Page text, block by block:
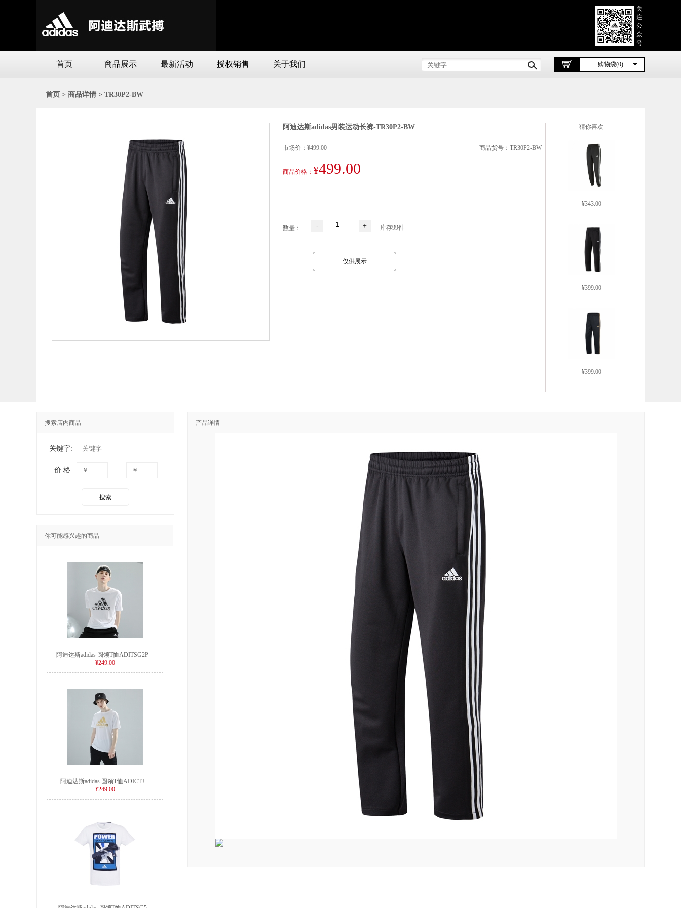
关
注
公
众
号
首页 商品展示 最新活动 授权销售 关于我们 购物袋(0)
首页 > 商品详情 > TR30P2-BW
阿迪达斯adidas男装运动长裤-TR30P2-BW
市场价：¥499.00 商品货号：TR30P2-BW
商品价格： ¥499.00
数量： - + 库存99件
仅供展示
猜你喜欢
¥343.00
¥399.00
¥399.00
搜索店内商品
关键字:
价 格: -
搜索
你可能感兴趣的商品
阿迪达斯adidas 圆领T恤ADITSG2P
¥249.00
阿迪达斯adidas 圆领T恤ADICTJ
¥249.00
产品详情